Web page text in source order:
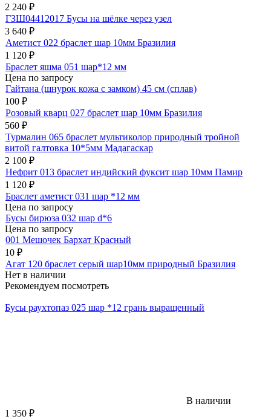
2 240 ₽
ГЗШ04412017 Бусы на шёлке через узел
3 640 ₽
Аметист 022 браслет шар 10мм Бразилия
1 120 ₽
Браслет яшма 051 шар*12 мм
Цена по запросу
Гайтана (шнурок кожа с замком) 45 см (сплав)
100 ₽
Розовый кварц 027 браслет шар 10мм Бразилия
560 ₽
Турмалин 065 браслет мультиколор природный тройной
витой галтовка 10*5мм Мадагаскар
2 100 ₽
Нефрит 013 браслет индийский фуксит шар 10мм Памир
1 120 ₽
Браслет аметист 031 шар *12 мм
Цена по запросу
Бусы бирюза 032 шар d*6
Цена по запросу
001 Мешочек Бархат Красный
10 ₽
Агат 120 браслет серый шар10мм природный Бразилия
Нет в наличии
Рекомендуем посмотреть
Бусы раухтопаз 025 шар *12 грань выращенный
В наличии
1 350 ₽